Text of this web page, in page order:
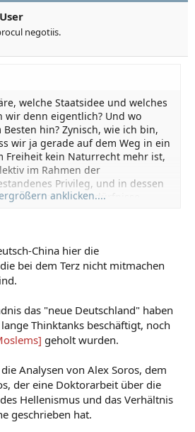
negotiis.
welche Staatsidee und welches
wir denn eigentlich? Und wo
hin? Zynisch, wie ich bin,
wir ja gerade auf dem Weg in ein
Freiheit kein Naturrecht mehr ist,
im Rahmen der
Privileg, und in dessen
materieller Bedürfnisse
werden können. Damit
anklicken....
China hier die
bei dem Terz nicht mitmachen
das "neue Deutschland" haben
Thinktanks beschäftigt, noch
geholt wurden.
Analysen von Alex Soros, dem
der eine Doktorarbeit über die
Hellenismus und das Verhältnis
geschrieben hat.